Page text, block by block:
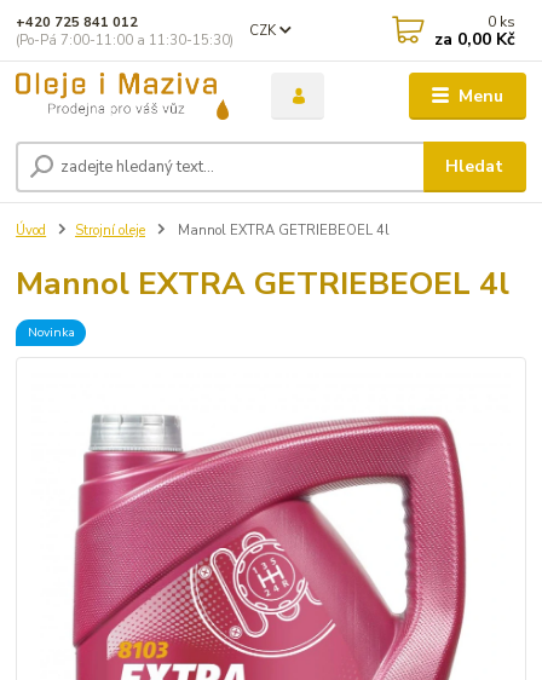
Menu
CZK
Hledat
+420 725 841 012
(Po-Pá 7:00-11:00 a 11:30-15:30)
0 ks
za 0,00 Kč
Úvod Strojní oleje Mannol EXTRA GETRIEBEOEL 4l
Mannol EXTRA GETRIEBEOEL 4l
Novinka